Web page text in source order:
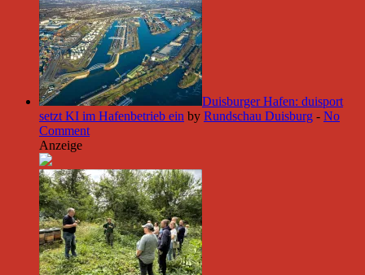
Duisburger Hafen: duisport
setzt KI im Hafenbetrieb ein by Rundschau Duisburg - No
Comment
Anzeige